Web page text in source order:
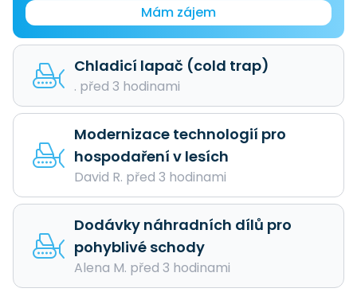
Mám zájem
Chladicí lapač (cold trap)
. před 3 hodinami
Modernizace technologií pro
hospodaření v lesích
David R. před 3 hodinami
Dodávky náhradních dílů pro
pohyblivé schody
Alena M. před 3 hodinami